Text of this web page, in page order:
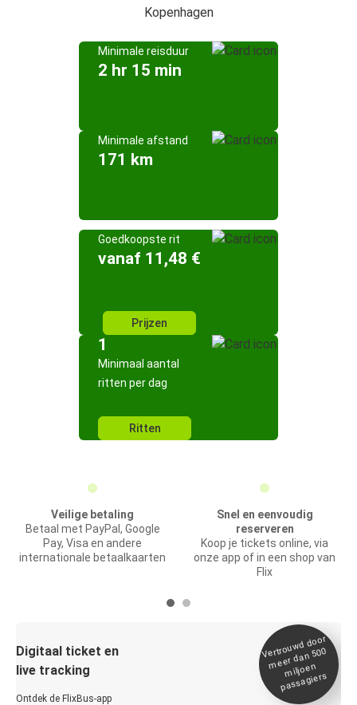
Kopenhagen
Minimale reisduur
2 hr 15 min
Minimale afstand
171 km
Goedkoopste rit
vanaf 11,48 €
Prijzen
1
Minimaal aantal
ritten per dag
Ritten
Veilige betaling
Betaal met PayPal, Google
Pay, Visa en andere
internationale betaalkaarten
Snel en eenvoudig
reserveren
Koop je tickets online, via
onze app of in een shop van
Flix
Digitaal ticket en
live tracking
Ontdek de FlixBus-app
Vertrou
wd door
meer dan 500
miljoen
passagiers